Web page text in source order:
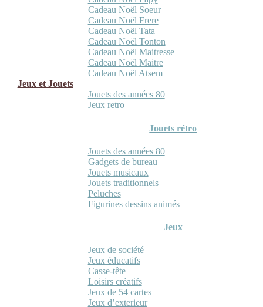
Cadeau Noël Soeur
Cadeau Noël Frere
Cadeau Noël Tata
Cadeau Noël Tonton
Cadeau Noël Maitresse
Cadeau Noël Maitre
Cadeau Noël Atsem
Jeux et Jouets
Jouets des années 80
Jeux retro
Jouets rétro
Jouets des années 80
Gadgets de bureau
Jouets musicaux
Jouets traditionnels
Peluches
Figurines dessins animés
Jeux
Jeux de société
Jeux éducatifs
Casse-tête
Loisirs créatifs
Jeux de 54 cartes
Jeux d’exterieur